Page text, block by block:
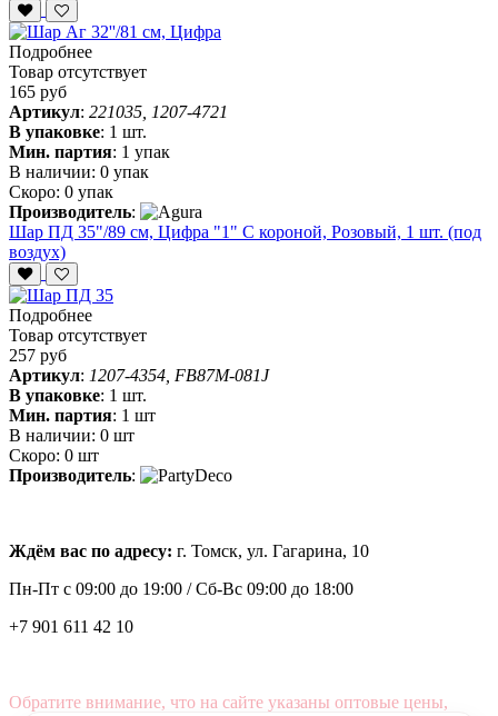
Подробнее
Товар отсутствует
165 руб
Артикул: 221035, 1207-4721
В упаковке: 1 шт.
Мин. партия: 1 упак
В наличии: 0 упак
Скоро: 0 упак
Производитель:
Шар ПД 35"/89 см, Цифра "1" С короной, Розовый, 1 шт. (под
воздух)
Подробнее
Товар отсутствует
257 руб
Артикул: 1207-4354, FB87M-081J
В упаковке: 1 шт.
Мин. партия: 1 шт
В наличии: 0 шт
Скоро: 0 шт
Производитель:
Ждём вас по адресу: г. Томск, ул. Гагарина, 10
Пн-Пт с 09:00 до 19:00 /Сб-Вс 09:00 до 18:00
+7 901 611 42 10
Обратите внимание, что на сайте указаны оптовые цены,